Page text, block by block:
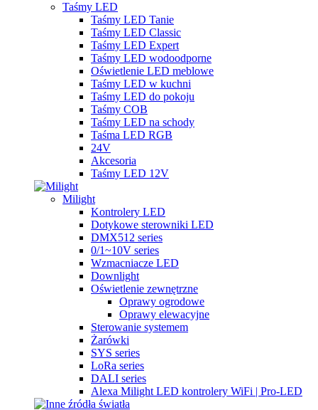
Taśmy LED
Taśmy LED Tanie
Taśmy LED Classic
Taśmy LED Expert
Taśmy LED wodoodporne
Oświetlenie LED meblowe
Taśmy LED w kuchni
Taśmy LED do pokoju
Taśmy COB
Taśmy LED na schody
Taśma LED RGB
24V
Akcesoria
Taśmy LED 12V
Milight
Kontrolery LED
Dotykowe sterowniki LED
DMX512 series
0/1~10V series
Wzmacniacze LED
Downlight
Oświetlenie zewnętrzne
Oprawy ogrodowe
Oprawy elewacyjne
Sterowanie systemem
Żarówki
SYS series
LoRa series
DALI series
Alexa Milight LED kontrolery WiFi | Pro-LED